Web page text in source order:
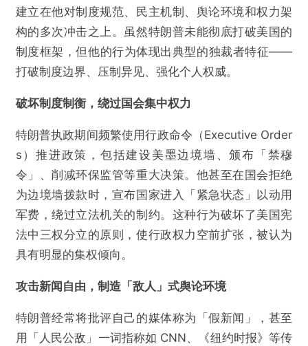
建立在他对制度规范、民主机制、舆论环境和权力架
构的多次冲击之上。虽然特朗普未能彻底打破美国的
制度框架，但他的行为体现出典型的独裁者特征——
打破制度边界、压制异见、强化个人权威。
破坏制度制衡，绕过国会集中权力
特朗普执政期间频繁使用行政命令（Executive Order
s）推进政策，包括建设美墨边境墙、颁布「禁穆
令」、削减环保监管等重大决策。他甚至在国会拒绝
为边境墙拨款时，宣布国家进入「紧急状态」以动用
军费，绕过立法机关的制约。这种行为破坏了美国宪
法中三权分立的原则，使行政权力空前扩张，被认为
具有明显的集权倾向。
攻击新闻自由，制造「敌人」式舆论环境
特朗普经常将批评自己的媒体称为「假新闻」，甚至
用「人民公敌」一词指称如 CNN、《纽约时报》等传